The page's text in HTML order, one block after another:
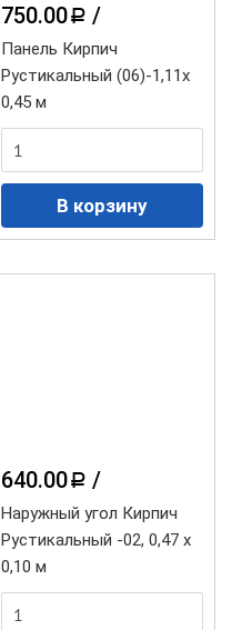
750.00 a /
Панель Кирпич
Рустикальный (06)-1,11х
0,45 м
640.00 a /
Наружный угол Кирпич
Рустикальный -02, 0,47 х
0,10 м